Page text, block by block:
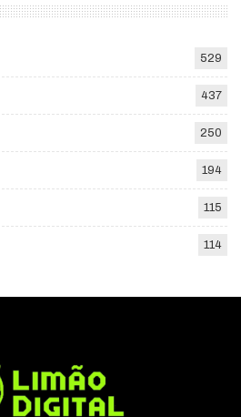
529
437
250
194
115
114